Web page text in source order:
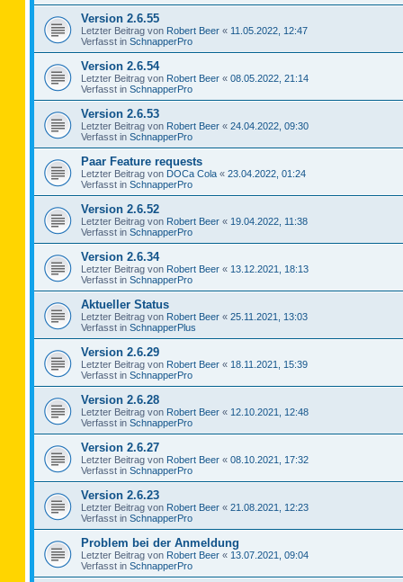
Version 2.6.55
Letzter Beitrag von Robert Beer « 11.05.2022, 12:47
Verfasst in SchnapperPro
Version 2.6.54
Letzter Beitrag von Robert Beer « 08.05.2022, 21:14
Verfasst in SchnapperPro
Version 2.6.53
Letzter Beitrag von Robert Beer « 24.04.2022, 09:30
Verfasst in SchnapperPro
Paar Feature requests
Letzter Beitrag von DOCa Cola « 23.04.2022, 01:24
Verfasst in SchnapperPro
Version 2.6.52
Letzter Beitrag von Robert Beer « 19.04.2022, 11:38
Verfasst in SchnapperPro
Version 2.6.34
Letzter Beitrag von Robert Beer « 13.12.2021, 18:13
Verfasst in SchnapperPro
Aktueller Status
Letzter Beitrag von Robert Beer « 25.11.2021, 13:03
Verfasst in SchnapperPlus
Version 2.6.29
Letzter Beitrag von Robert Beer « 18.11.2021, 15:39
Verfasst in SchnapperPro
Version 2.6.28
Letzter Beitrag von Robert Beer « 12.10.2021, 12:48
Verfasst in SchnapperPro
Version 2.6.27
Letzter Beitrag von Robert Beer « 08.10.2021, 17:32
Verfasst in SchnapperPro
Version 2.6.23
Letzter Beitrag von Robert Beer « 21.08.2021, 12:23
Verfasst in SchnapperPro
Problem bei der Anmeldung
Letzter Beitrag von Robert Beer « 13.07.2021, 09:04
Verfasst in SchnapperPro